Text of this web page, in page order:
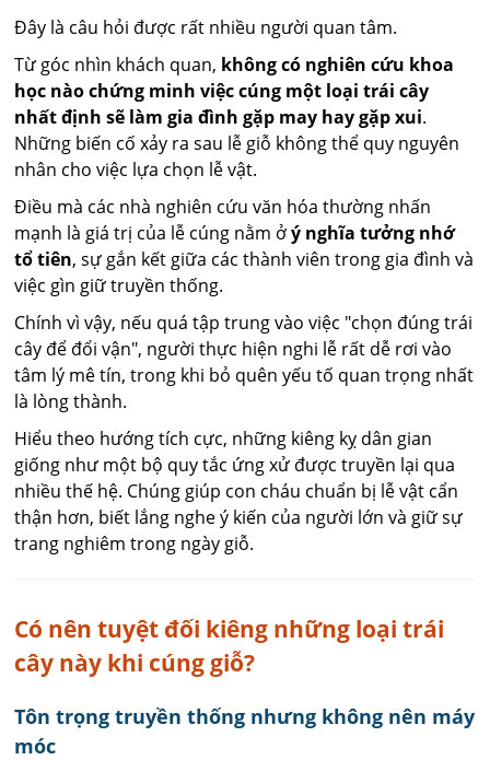
Đây là câu hỏi được rất nhiều người quan tâm.
Từ góc nhìn khách quan, không có nghiên cứu khoa
học nào chứng minh việc cúng một loại trái cây
nhất định sẽ làm gia đình gặp may hay gặp xui.
Những biến cố xảy ra sau lễ giỗ không thể quy nguyên
nhân cho việc lựa chọn lễ vật.
Điều mà các nhà nghiên cứu văn hóa thường nhấn
mạnh là giá trị của lễ cúng nằm ởý nghĩa tưởng nhớ
tổ tiên, sự gắn kết giữa các thành viên trong gia đình và
việc gìn giữ truyền thống.
Chính vì vậy, nếu quá tập trung vào việc "chọn đúng trái
cây để đổi vận", người thực hiện nghi lễ rất dễ rơi vào
tâm lý mê tín, trong khi bỏ quên yếu tố quan trọng nhất
là lòng thành.
Hiểu theo hướng tích cực, những kiêng kỵ dân gian
giống như một bộ quy tắc ứng xử được truyền lại qua
nhiều thế hệ. Chúng giúp con cháu chuẩn bị lễ vật cẩn
thận hơn, biết lắng nghe ý kiến của người lớn và giữ sự
trang nghiêm trong ngày giỗ.
Có nên tuyệt đối kiêng những loại trái
cây này khi cúng giỗ?
Tôn trọng truyền thống nhưng không nên máy
móc